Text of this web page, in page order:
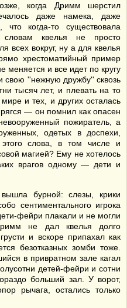
когда Дримм шерстил
даже намека, даже
когда-то существовала
квелья не просто
всех вокруг, ну а для квелья
хрестоматийный пример
меняется и все идет по кругу
свою ''нежную дружбу'' сквозь
тысяч лет, и плевать на то
и тех, и других осталась
— он помнил как опасен
пожиратель, а
одетых в доспехи,
слова, в том числе и
магией? Ему не хотелось
врагов одному — дети и
бурной: слезы, крики
сентиментального игрока
фейри плакали и не могли
не дал квелья долго
и вскоре припахал как
безотказных зомби тоже.
в привратном зале кагал
детей-фейри и сотни
больший зал. У ворот,
рычага, остались только